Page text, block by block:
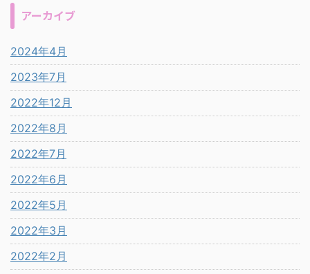
アーカイブ
2024年4月
2023年7月
2022年12月
2022年8月
2022年7月
2022年6月
2022年5月
2022年3月
2022年2月